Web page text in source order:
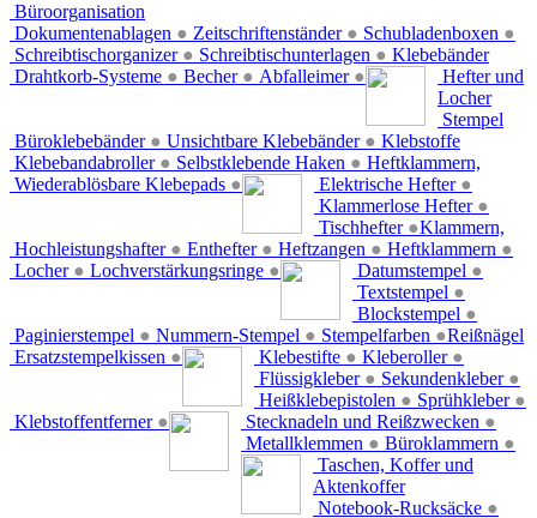
Büroorganisation
Dokumentenablagen ● Zeitschriftenständer ● Schubladenboxen ●
Schreibtischorganizer ● Schreibtischunterlagen ●
Drahtkorb-Systeme ● Becher ● Abfalleimer ●
Klebebänder
Büroklebebänder ● Unsichtbare Klebebänder ●
Klebebandabroller ● Selbstklebende Haken ●
Wiederablösbare Klebepads ●
Hefter und
Locher
Elektrische Hefter ●
Klammerlose Hefter ●
Tischhefter ●
Hochleistungshafter ● Enthefter ● Heftzangen ● Heftklammern ●
Locher ● Lochverstärkungsringe ●
Stempel
Datumstempel ●
Textstempel ●
Blockstempel ●
Paginierstempel ● Nummern-Stempel ● Stempelfarben ●
Ersatzstempelkissen ●
Klebstoffe
Klebestifte ● Kleberoller ●
Flüssigkleber ● Sekundenkleber ●
Heißklebepistolen ● Sprühkleber ●
Klebstoffentferner ●
Heftklammern,
Klammern,
Reißnägel
Stecknadeln und Reißzwecken ●
Metallklemmen ● Büroklammern ●
Taschen, Koffer und
Aktenkoffer
Notebook-Rucksäcke ●